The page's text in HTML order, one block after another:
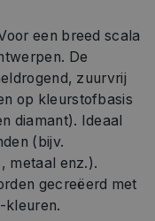
een breed scala
De
zuurvrij
op kleurstofbasis
diamant). Ideaal
(bijv.
metaal enz.).
gecreëerd met
kleuren.